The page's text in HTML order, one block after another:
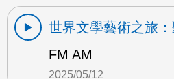
世界文學藝術之旅
FM AM
2025/05/12